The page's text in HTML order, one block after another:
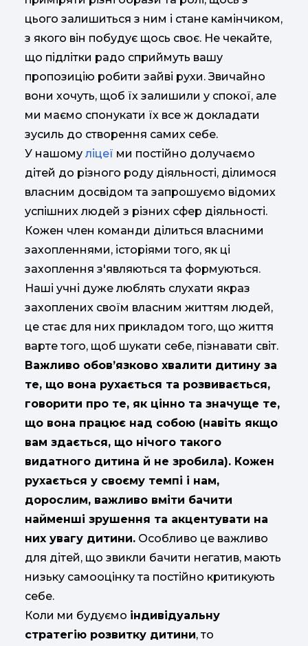
цього залишиться з ним і стане камінчиком,
з якого він побудує щось своє. Не чекайте,
що підлітки радо сприймуть вашу
пропозицію робити зайві рухи. Звичайно
вони хочуть, щоб їх залишили у спокої, але
ми маємо спонукати їх все ж докладати
зусиль до створення самих себе.
У нашому ліцеї ми постійно долучаємо
дітей до різного роду діяльності, ділимося
власним досвідом та запрошуємо відомих
успішних людей з різних сфер діяльності.
Кожен член команди ділиться власними
захопленнями, історіями того, як ці
захоплення з'являються та формуються.
Наші учні дуже люблять слухати якраз
захоплених своїм власним життям людей,
це стає для них прикладом того, що життя
варте того, щоб шукати себе, пізнавати світ.
Важливо обов’язково хвалити дитину за
те, що вона рухається та розвивається,
говорити про те, як цінно та значуще те,
що вона працює над собою (навіть якщо
вам здається, що нічого такого
видатного дитина й не зробила). Кожен
рухається у своєму темпі і нам,
дорослим, важливо вміти бачити
найменші зрушення та акцентувати на
них увагу дитини. Особливо це важливо
для дітей, що звикли бачити негатив, мають
низьку самооцінку та постійно критикують
себе.
Коли ми будуємо індивідуальну
стратегію розвитку дитини, то